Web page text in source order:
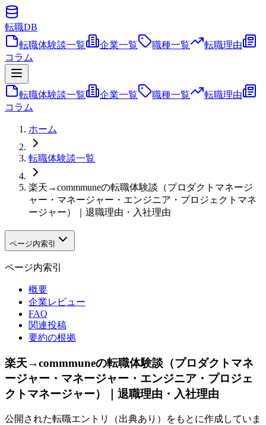
転職DB
転職体験談一覧
企業一覧 職種一覧
転職理由
コラム
転職体験談一覧 企業一覧 職種一覧
転職理由
コラム
ホーム
転職体験談一覧
楽天→commmuneの転職体験談（プロダクトマネージ
ャー・マネージャー・エンジニア・プロジェクトマネ
ージャー）｜退職理由・入社理由
ページ内索引
ページ内索引
概要
企業レビュー
FAQ
関連投稿
要約の根拠
楽天→commmuneの転職体験談（プロダクトマネ
ージャー・マネージャー・エンジニア・プロジェ
クトマネージャー）｜退職理由・入社理由
公開された転職エントリ（出典あり）をもとに作成していま